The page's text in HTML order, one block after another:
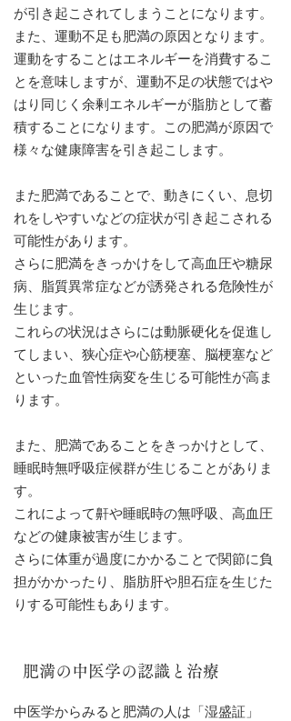
が引き起こされてしまうことになります。
また、運動不足も肥満の原因となります。
運動をすることはエネルギーを消費するこ
とを意味しますが、運動不足の状態ではや
はり同じく余剰エネルギーが脂肪として蓄
積することになります。この肥満が原因で
様々な健康障害を引き起こします。
また肥満であることで、動きにくい、息切
れをしやすいなどの症状が引き起こされる
可能性があります。
さらに肥満をきっかけをして高血圧や糖尿
病、脂質異常症などが誘発される危険性が
生じます。
これらの状況はさらには動脈硬化を促進し
てしまい、狭心症や心筋梗塞、脳梗塞など
といった血管性病変を生じる可能性が高ま
ります。
また、肥満であることをきっかけとして、
睡眠時無呼吸症候群が生じることがありま
す。
これによって鼾や睡眠時の無呼吸、高血圧
などの健康被害が生じます。
さらに体重が過度にかかることで関節に負
担がかかったり、脂肪肝や胆石症を生じた
りする可能性もあります。
肥満の中医学の認識と治療
中医学からみると肥満の人は「湿盛証」